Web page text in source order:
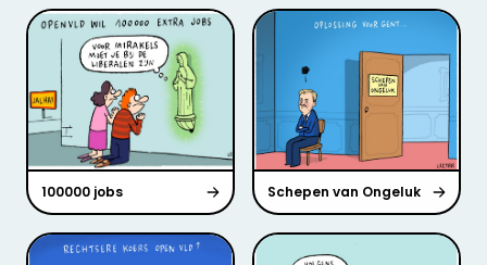
100000 jobs Schepen van Ongeluk